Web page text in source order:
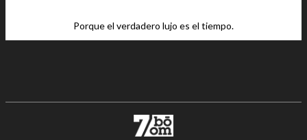
Porque el verdadero lujo es el tiempo.